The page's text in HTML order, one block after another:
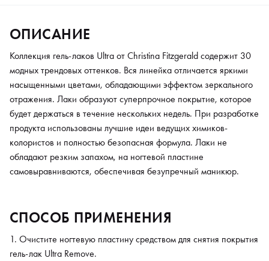
ОПИСАНИЕ
Коллекция гель-лаков Ultra от Сhristina Fitzgerald содержит 30
модных трендовых оттенков. Вся линейка отличается яркими
насыщенными цветами, обладающими эффектом зеркального
отражения. Лаки образуют суперпрочное покрытие, которое
будет держаться в течение нескольких недель. При разработке
продукта использованы лучшие идеи ведущих химиков-
колористов и полностью безопасная формула. Лаки не
обладают резким запахом, на ногтевой пластине
самовыравниваются, обеспечивая безупречный маникюр.
СПОСОБ ПРИМЕНЕНИЯ
Очистите ногтевую пластину средством для снятия покрытия
гель-лак Ultra Remove.